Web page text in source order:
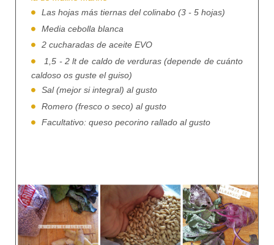
Las hojas más tiernas del colinabo (3 - 5 hojas)
Media cebolla blanca
2 cucharadas de aceite EVO
1,5 - 2 lt de caldo de verduras (depende de cuánto
caldoso os guste el guiso)
Sal (mejor si integral) al gusto
Romero (fresco o seco) al gusto
Facultativo: queso pecorino rallado al gusto